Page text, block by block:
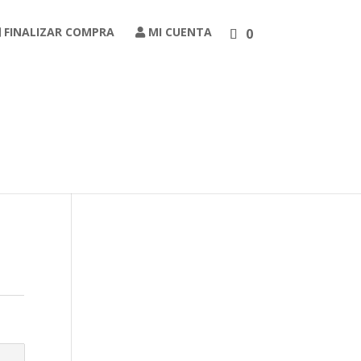
FINALIZAR COMPRA MI CUENTA 0